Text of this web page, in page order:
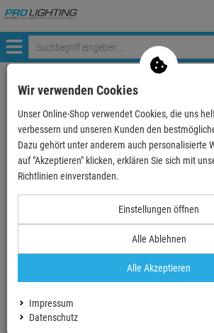
Menü
ProLighting Medientechnik
LED/Pixel Zubehör
Pixel Adapter, Verbinder
und Stecker
Pixel
Pixel Zubehör - anderes
Wir verwenden Cookies
Unser Online-Shop verwendet Cookies, die uns
verbessern und unseren Kunden den
Dazu gehört unter anderem auch personalisierte
auf "Akzeptieren" klicken, erklären Sie sich mit
Richtlinien einverstanden.
Einstellungen öffnen
Alle Ablehnen
Alle Akzeptieren
Impressum
Datenschutz